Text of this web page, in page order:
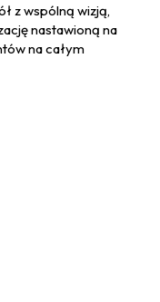
z wspólną wizją,
nastawioną na
na całym